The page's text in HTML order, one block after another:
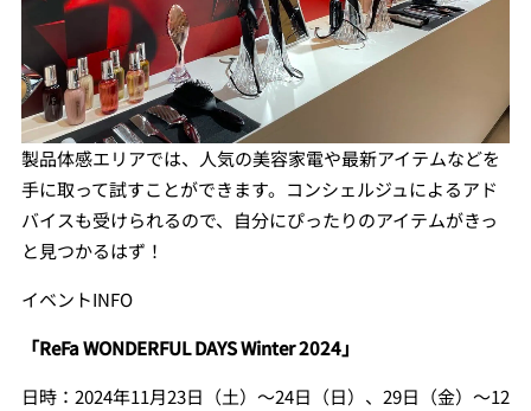
製品体感エリアでは、人気の美容家電や最新アイテムなどを
手に取って試すことができます。コンシェルジュによるアド
バイスも受けられるので、自分にぴったりのアイテムがきっ
と見つかるはず！
イベントINFO
「ReFa WONDERFUL DAYS Winter 2024」
日時：2024年11月23日（土）～24日（日）、29日（金）～12